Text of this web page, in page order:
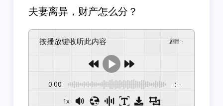
夫妻离异，财产怎么分？
按播放键收听此内容 剧目 :-
0:00 -:--
1x